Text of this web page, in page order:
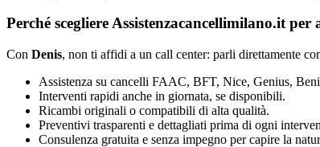
Perché scegliere Assistenzacancellimilano.it
Con Denis, non ti affidi a un call center: parli direttamente
Assistenza su cancelli FAAC, BFT, Nice, Genius,
Interventi rapidi anche in giornata, se disponibili.
Ricambi originali o compatibili di alta qualità.
Preventivi trasparenti e dettagliati prima di ogni
Consulenza gratuita e senza impegno per capire la